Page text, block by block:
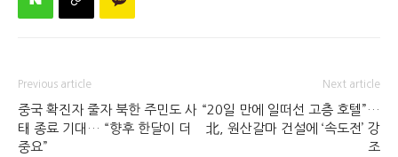
Previous article
중국 확진자 줄자 북한 주민도 사
태 종료 기대… “향후 한달이 더
중요”
Next article
“20일 만에 일떠선 고층 호텔”…
北, 원산갈마 건설에 ‘속도전’ 강
조